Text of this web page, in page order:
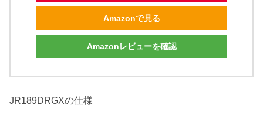
Amazonで見る
Amazonレビューを確認
JR189DRGXの仕様